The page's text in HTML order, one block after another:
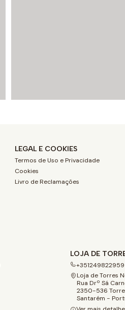
LEGAL E COOKIES
Termos de Uso e Privacidade
Cookies
Livro de Reclamações
LOJA DE
Loja de Torres
Rua Drº Sá
2350-536
Santarém -